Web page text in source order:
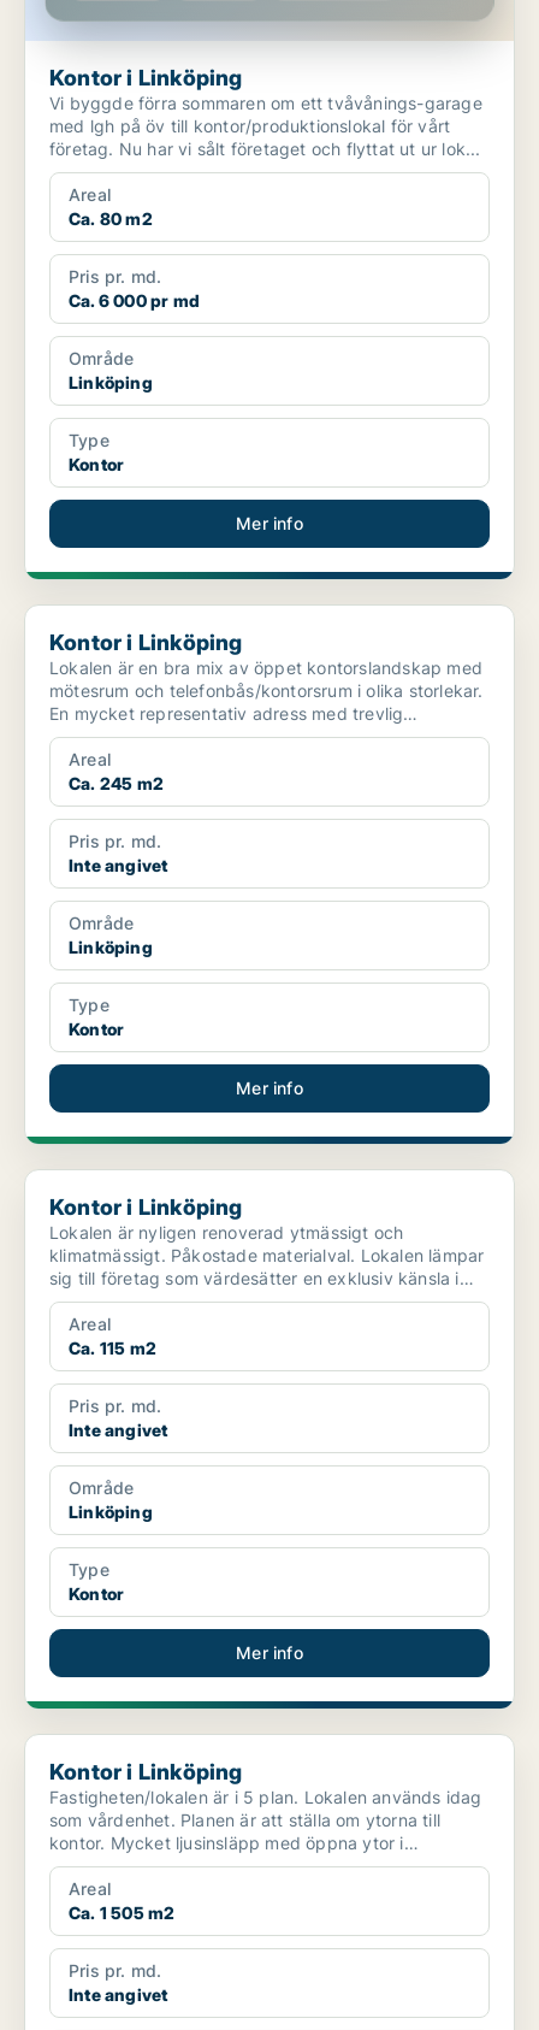
Kontor i Linköping
Vi byggde förra sommaren om ett tvåvånings-garage
med lgh på öv till kontor/produktionslokal för vårt
företag. Nu har vi sålt företaget och flyttat ut ur lok...
Areal
Ca. 80 m2
Pris pr. md.
Ca. 6 000 pr md
Område
Linköping
Type
Kontor
Mer info
Kontor i Linköping
Kontor i Linköping
Lokalen är en bra mix av öppet kontorslandskap med
mötesrum och telefonbås/kontorsrum i olika storlekar.
En mycket representativ adress med trevlig
trappuppg...
Areal
Ca. 245 m2
Pris pr. md.
Inte angivet
Område
Linköping
Type
Kontor
Mer info
Kontor i Linköping
Kontor i Linköping
Lokalen är nyligen renoverad ytmässigt och
klimatmässigt. Påkostade materialval. Lokalen lämpar
sig till företag som värdesätter en exklusiv känsla i
sekelsk...
Areal
Ca. 115 m2
Pris pr. md.
Inte angivet
Område
Linköping
Type
Kontor
Mer info
Kontor i Linköping
Kontor i Linköping
Fastigheten/lokalen är i 5 plan. Lokalen används idag
som vårdenhet. Planen är att ställa om ytorna till
kontor. Mycket ljusinsläpp med öppna ytor i
kombinat...
Areal
Ca. 1 505 m2
Pris pr. md.
Inte angivet